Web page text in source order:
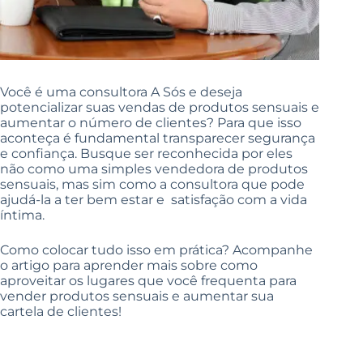
Você é uma consultora A Sós e deseja
potencializar suas vendas de produtos sensuais e
aumentar o número de clientes? Para que isso
aconteça é fundamental transparecer segurança
e confiança. Busque ser reconhecida por eles
não como uma simples vendedora de produtos
sensuais, mas sim como a consultora que pode
ajudá-la a ter bem estar e satisfação com a vida
íntima.
Como colocar tudo isso em prática? Acompanhe
o artigo para aprender mais sobre como
aproveitar os lugares que você frequenta para
vender produtos sensuais e aumentar sua
cartela de clientes!